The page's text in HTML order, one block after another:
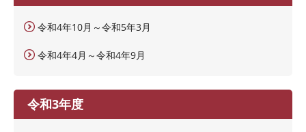
令和4年10月～令和5年3月
令和4年4月～令和4年9月
令和3年度